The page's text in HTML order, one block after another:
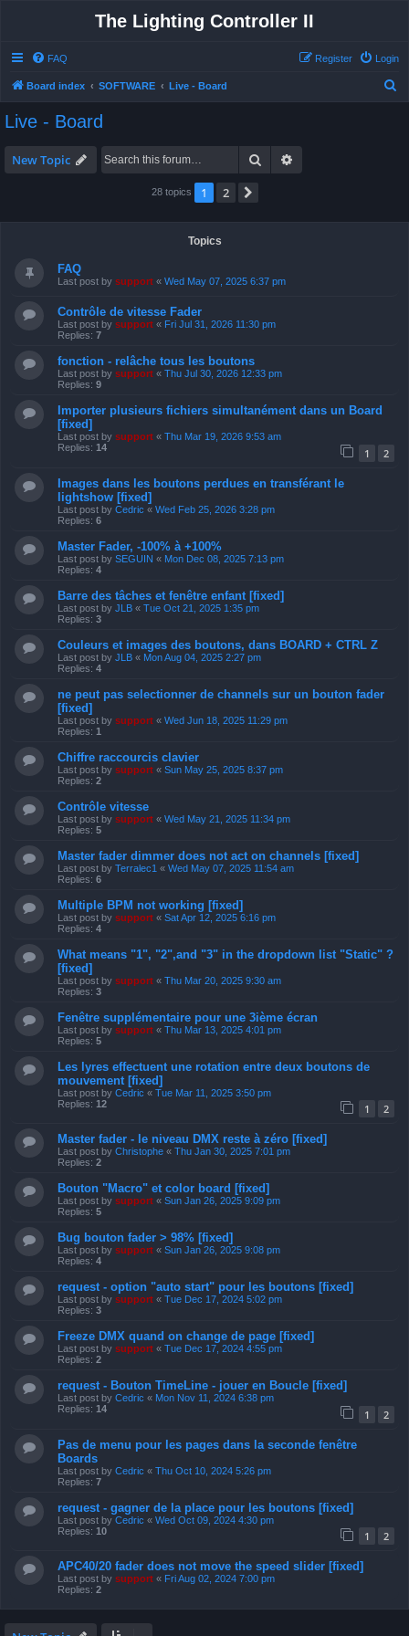
The Lighting Controller II
FAQ Login
Register
Board index SOFTWARE Live - Board
Live - Board
New Topic Search
28 topics 1 2
Topics
FAQ
Last post by support « Wed May 07, 2025 6:37 pm
Contrôle de vitesse Fader
Last post by support « Fri Jul 31, 2026 11:30 pm
Replies: 7
fonction - relâche tous les boutons
Last post by support « Thu Jul 30, 2026 12:33 pm
Replies: 9
Importer plusieurs fichiers simultanément dans un Board
[fixed]
Last post by support « Thu Mar 19, 2026 9:53 am
Replies: 14 1 2
Images dans les boutons perdues en transférant le
lightshow [fixed]
Last post by Cedric « Wed Feb 25, 2026 3:28 pm
Replies: 6
Master Fader, -100% à +100%
Last post by SEGUIN « Mon Dec 08, 2025 7:13 pm
Replies: 4
Barre des tâches et fenêtre enfant [fixed]
Last post by JLB « Tue Oct 21, 2025 1:35 pm
Replies: 3
Couleurs et images des boutons, dans BOARD + CTRL Z
Last post by JLB « Mon Aug 04, 2025 2:27 pm
Replies: 4
ne peut pas selectionner de channels sur un bouton fader
[fixed]
Last post by support « Wed Jun 18, 2025 11:29 pm
Replies: 1
Chiffre raccourcis clavier
Last post by support « Sun May 25, 2025 8:37 pm
Replies: 2
Contrôle vitesse
Last post by support « Wed May 21, 2025 11:34 pm
Replies: 5
Master fader dimmer does not act on channels [fixed]
Last post by Terralec1 « Wed May 07, 2025 11:54 am
Replies: 6
Multiple BPM not working [fixed]
Last post by support « Sat Apr 12, 2025 6:16 pm
Replies: 4
What means "1", "2",and "3" in the dropdown list "Static" ?
[fixed]
Last post by support « Thu Mar 20, 2025 9:30 am
Replies: 3
Fenêtre supplémentaire pour une 3ième écran
Last post by support « Thu Mar 13, 2025 4:01 pm
Replies: 5
Les lyres effectuent une rotation entre deux boutons de
mouvement [fixed]
Last post by Cedric « Tue Mar 11, 2025 3:50 pm
Replies: 12 1 2
Master fader - le niveau DMX reste à zéro [fixed]
Last post by Christophe « Thu Jan 30, 2025 7:01 pm
Replies: 2
Bouton "Macro" et color board [fixed]
Last post by support « Sun Jan 26, 2025 9:09 pm
Replies: 5
Bug bouton fader > 98% [fixed]
Last post by support « Sun Jan 26, 2025 9:08 pm
Replies: 4
request - option "auto start" pour les boutons [fixed]
Last post by support « Tue Dec 17, 2024 5:02 pm
Replies: 3
Freeze DMX quand on change de page [fixed]
Last post by support « Tue Dec 17, 2024 4:55 pm
Replies: 2
request - Bouton TimeLine - jouer en Boucle [fixed]
Last post by Cedric « Mon Nov 11, 2024 6:38 pm
Replies: 14 1 2
Pas de menu pour les pages dans la seconde fenêtre
Boards
Last post by Cedric « Thu Oct 10, 2024 5:26 pm
Replies: 7
request - gagner de la place pour les boutons [fixed]
Last post by Cedric « Wed Oct 09, 2024 4:30 pm
Replies: 10 1 2
APC40/20 fader does not move the speed slider [fixed]
Last post by support « Fri Aug 02, 2024 7:00 pm
Replies: 2